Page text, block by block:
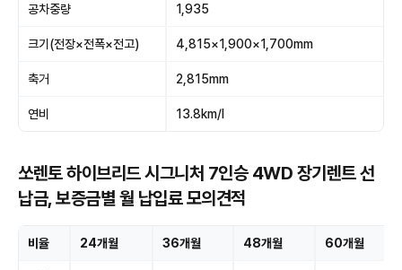
공차중량 1,935
크기(전장×전폭×전고) 4,815×1,900×1,700mm
축거 2,815mm
연비 13.8km/l
쏘렌토 하이브리드 시그니처 7인승 4WD 장기렌트 선
납금, 보증금별 월 납입료 모의견적
비율 24개월 36개월 48개월 60개월